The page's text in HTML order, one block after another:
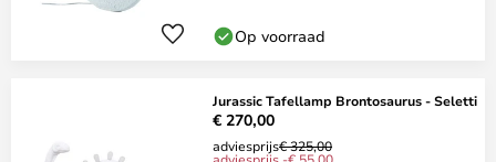
Op voorraad
Jurassic Tafellamp Brontosaurus - Seletti
€ 270,00
adviesprijs€ 325,00